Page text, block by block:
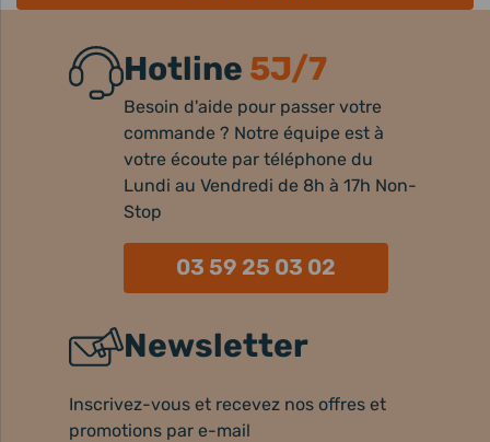
Hotline 5J/7
Besoin d'aide pour passer votre
commande ? Notre équipe est à
votre écoute par téléphone du
Lundi au Vendredi de 8h à 17h Non-
Stop
03 59 25 03 02
Newsletter
Inscrivez-vous et recevez nos offres et
promotions par e-mail